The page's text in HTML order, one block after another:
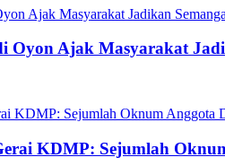
Ajak Masyarakat
KDMP: Sejumlah